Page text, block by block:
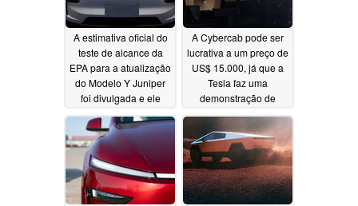
A estimativa oficial do
teste de alcance da
EPA para a atualização
do Modelo Y Juniper
foi divulgada e ele
dura mais com uma
carga, apesar de usar
a mesma bateria
02/06/2025
A Cybercab pode ser
lucrativa a um preço de
US$ 15.000, já que a
Tesla faz uma
demonstração de
como os robôs-eixo
serão limpos entre as
viagens02/06/2025